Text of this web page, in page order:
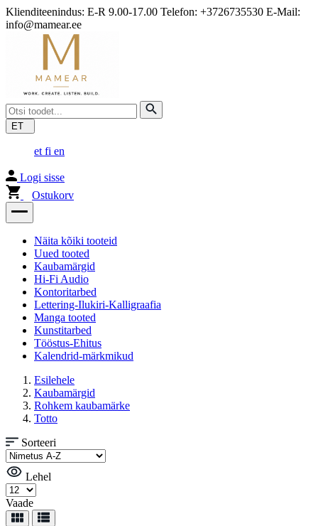
Klienditeenindus: E-R 9.00-17.00 Telefon: +3726735530 E-Mail:
info@mamear.ee
ET
et fi en
Logi sisse
Ostukorv
Näita kõiki tooteid
Uued tooted
Kaubamärgid
Hi-Fi Audio
Kontoritarbed
Lettering-Ilukiri-Kalligraafia
Manga tooted
Kunstitarbed
Tööstus-Ehitus
Kalendrid-märkmikud
Esilehele
Kaubamärgid
Rohkem kaubamärke
Totto
Sorteeri
Lehel
Vaade